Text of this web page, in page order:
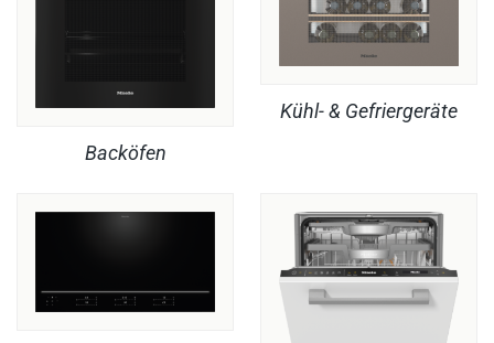
Backöfen
Kühl- & Gefriergeräte